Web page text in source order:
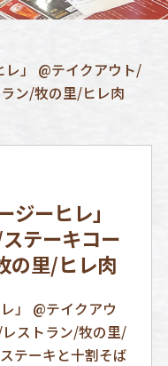
」 @テイクアウト/
ン/牧の里/ヒレ肉
ーヒレ」
テーキコー
の里/ヒレ肉
」 @テイクアウ
ストラン/牧の里/
テーキと十割そば